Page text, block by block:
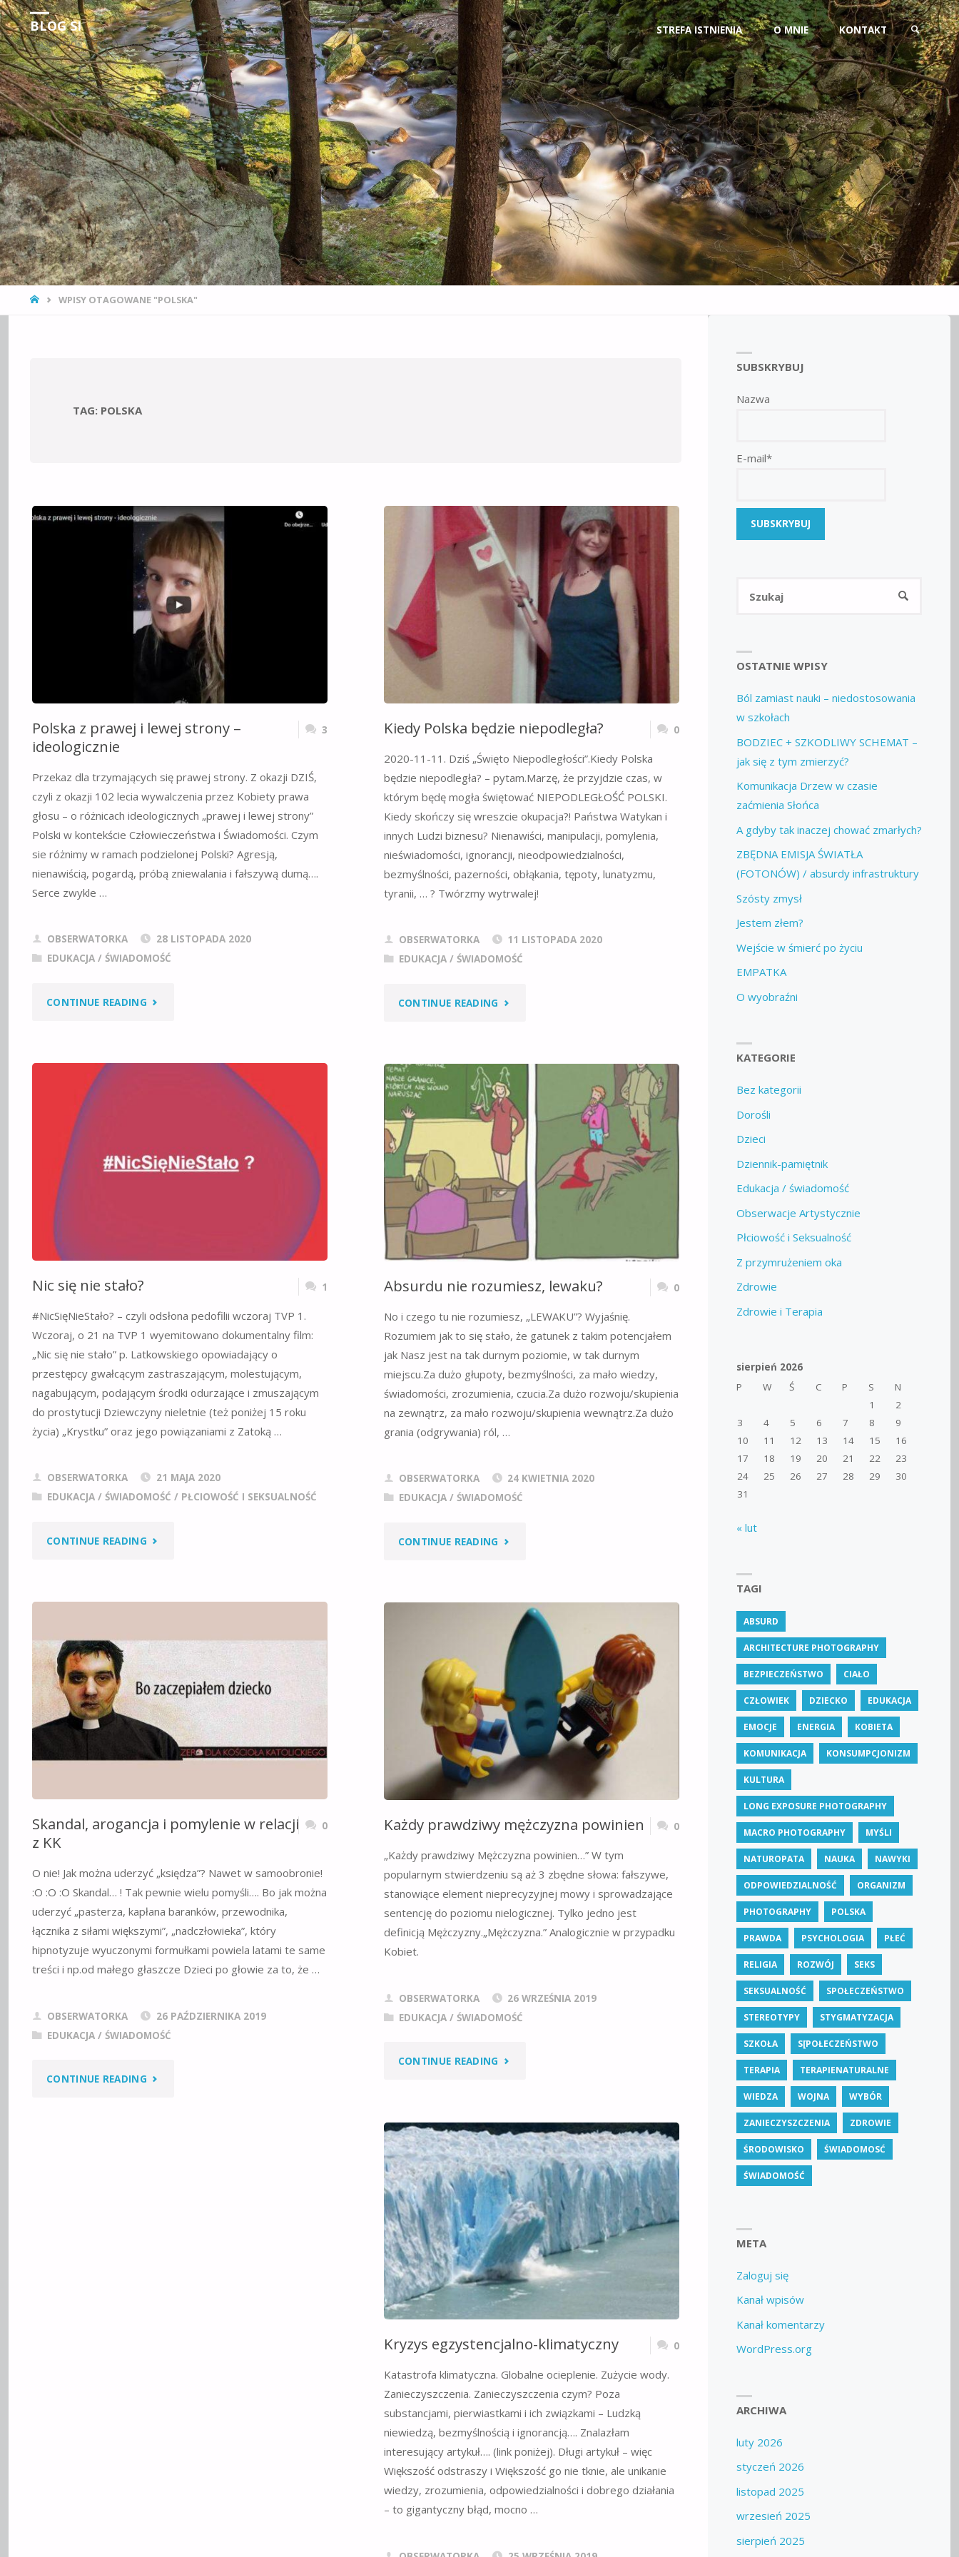
BLOG SI
Obserwacje Rzeczywistości
Przejdź
do
treści
STREFA ISTNIENIA O MNIE KONTAKT
SZUKAJ
STRONA
WPISY OTAGOWANE "POLSKA"
TAG: POLSKA
Polska z prawej i lewej strony –
ideologicznie
3
Przekaz dla trzymających się prawej strony. Z okazji DZIŚ,
czyli z okazji 102 lecia wywalczenia przez Kobiety prawa
głosu – o różnicach ideologicznych „prawej i lewej strony”
Polski w kontekście Człowieczeństwa i Świadomości. Czym
sie różnimy w ramach podzielonej Polski? Agresją,
nienawiścią, pogardą, próbą zniewalania i fałszywą dumą….
Serce zwykle …
OBSERWATORKA
28 LISTOPADA 2020
EDUKACJA / ŚWIADOMOŚĆ
CONTINUE READING"POLSKA
PRAWEJ
STRONY
Kiedy Polska będzie niepodległa? 0
2020-11-11. Dziś „Święto Niepodległości”.Kiedy Polska
będzie niepodległa? – pytam.Marzę, że przyjdzie czas, w
którym będę mogła świętować NIEPODLEGŁOŚĆ POLSKI.
Kiedy skończy się wreszcie okupacja?! Państwa Watykan i
innych Ludzi biznesu? Nienawiści, manipulacji, pomylenia,
nieświadomości, ignorancji, nieodpowiedzialności,
bezmyślności, pazerności, obłąkania, tępoty, lunatyzmu,
tyranii, … ? Twórzmy wytrwalej!
OBSERWATORKA
11 LISTOPADA 2020
EDUKACJA / ŚWIADOMOŚĆ
CONTINUE READING "KIEDY
BĘDZIE
NIEPODLEGŁA?"
Nic się nie stało? 1
#NicSięNieStało? – czyli odsłona pedofilii wczoraj TVP 1.
Wczoraj, o 21 na TVP 1 wyemitowano dokumentalny film:
„Nic się nie stało” p. Latkowskiego opowiadający o
przestępcy gwałcącym zastraszającym, molestującym,
nagabującym, podającym środki odurzające i zmuszającym
do prostytucji Dziewczyny nieletnie (też poniżej 15 roku
życia) „Krystku” oraz jego powiązaniami z Zatoką …
OBSERWATORKA
21 MAJA 2020
EDUKACJA / ŚWIADOMOŚĆ / PŁCIOWOŚĆ I SEKSUALNOŚĆ
CONTINUE READING"NIC
NIE
Absurdu nie rozumiesz, lewaku? 0
No i czego tu nie rozumiesz, „LEWAKU”? Wyjaśnię.
Rozumiem jak to się stało, że gatunek z takim potencjałem
jak Nasz jest na tak durnym poziomie, w tak durnym
miejscu.Za dużo głupoty, bezmyślności, za mało wiedzy,
świadomości, zrozumienia, czucia.Za dużo rozwoju/skupienia
na zewnątrz, za mało rozwoju/skupienia wewnątrz.Za dużo
grania (odgrywania) ról, …
OBSERWATORKA
24 KWIETNIA 2020
EDUKACJA / ŚWIADOMOŚĆ
CONTINUE READING "ABSURDU
ROZUMIESZ,
LEWAKU?"
Skandal, arogancja i pomylenie w relacji
z KK
0
O nie! Jak można uderzyć „księdza”? Nawet w samoobronie!
:O :O :O Skandal… ! Tak pewnie wielu pomyśli…. Bo jak można
uderzyć „pasterza, kapłana baranków, przewodnika,
łącznika z siłami większymi”, „nadczłowieka”, który
hipnotyzuje wyuczonymi formułkami powiela latami te same
treści i np.od małego głaszcze Dzieci po głowie za to, że …
OBSERWATORKA
26 PAŹDZIERNIKA 2019
EDUKACJA / ŚWIADOMOŚĆ
CONTINUE READING"SKANDAL,
Każdy prawdziwy mężczyzna powinien 0
„Każdy prawdziwy Mężczyzna powinien…” W tym
popularnym stwierdzeniu są aż 3 zbędne słowa: fałszywe,
stanowiące element nieprecyzyjnej mowy i sprowadzające
sentencję do poziomu nielogicznej. Tylko jedno jest
definicją Mężczyzny.„Mężczyzna.” Analogicznie w przypadku
Kobiet.
OBSERWATORKA
26 WRZEŚNIA 2019
EDUKACJA / ŚWIADOMOŚĆ
CONTINUE READING "KAŻDY
MĘŻCZYZNA
POWINIEN"
Kryzys egzystencjalno-klimatyczny 0
Katastrofa klimatyczna. Globalne ocieplenie. Zużycie wody.
Zanieczyszczenia. Zanieczyszczenia czym? Poza
substancjami, pierwiastkami i ich związkami – Ludzką
niewiedzą, bezmyślnością i ignorancją…. Znalazłam
interesujący artykuł…. (link poniżej). Długi artykuł – więc
Większość odstraszy i Większość go nie tknie, ale unikanie
wiedzy, zrozumienia, odpowiedzialności i dobrego działania
– to gigantyczny błąd, mocno …
SUBSKRYBUJ
Nazwa
E-mail*
SZUKAJ
OSTATNIE WPISY
Ból zamiast nauki – niedostosowania
w szkołach
BODZIEC + SZKODLIWY SCHEMAT –
jak się z tym zmierzyć?
Komunikacja Drzew w czasie
zaćmienia Słońca
A gdyby tak inaczej chować zmarłych?
ZBĘDNA EMISJA ŚWIATŁA
(FOTONÓW) / absurdy infrastruktury
Szósty zmysł
Jestem złem?
Wejście w śmierć po życiu
EMPATKA
O wyobraźni
KATEGORIE
Bez kategorii
Dorośli
Dzieci
Dziennik-pamiętnik
Edukacja / świadomość
Obserwacje Artystycznie
Płciowość i Seksualność
Z przymrużeniem oka
Zdrowie
Zdrowie i Terapia
sierpień 2026
P
W Ś C P S
N
1
2
3
4 5 6 7 8
9
10
11 12 13 14 15
16
17
18 19 20 21 22
23
24
25 26 27 28 29
30
31
« lut
TAGI
ABSURD
ARCHITECTURE PHOTOGRAPHY
BEZPIECZEŃSTWO CIAŁO
CZŁOWIEK DZIECKO EDUKACJA
EMOCJE ENERGIA KOBIETA
KOMUNIKACJA KONSUMPCJONIZM
KULTURA
LONG EXPOSURE PHOTOGRAPHY
MACRO PHOTOGRAPHY MYŚLI
NATUROPATA NAUKA NAWYKI
ODPOWIEDZIALNOŚĆ ORGANIZM
PHOTOGRAPHY POLSKA
PRAWDA PSYCHOLOGIA PŁEĆ
RELIGIA ROZWÓJ SEKS
SEKSUALNOŚĆ SPOŁECZEŃSTWO
STEREOTYPY STYGMATYZACJA
SZKOŁA S[POŁECZEŃSTWO
TERAPIA TERAPIENATURALNE
WIEDZA WOJNA WYBÓR
ZANIECZYSZCZENIA ZDROWIE
ŚRODOWISKO ŚWIADOMOSĆ
ŚWIADOMOŚĆ
META
Zaloguj się
Kanał wpisów
Kanał komentarzy
WordPress.org
ARCHIWA
luty 2026
styczeń 2026
listopad 2025
wrzesień 2025
sierpień 2025